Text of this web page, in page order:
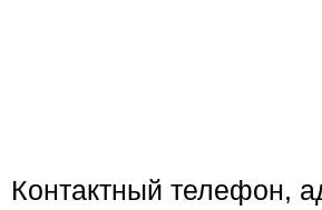
Контактный телефон,